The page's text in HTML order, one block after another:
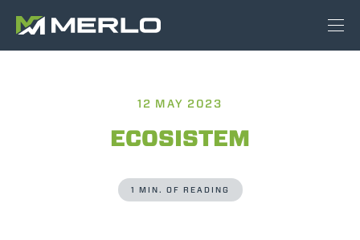
12 MAY 2023
ECOSISTEM
1 MIN. OF READING